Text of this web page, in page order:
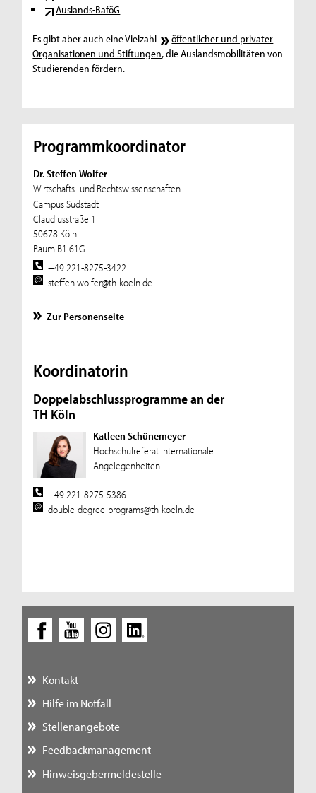
Auslands-BaföG
Es gibt aber auch eine Vielzahl
öffentlicher und privater
Organisationen und Stiftungen, die Auslandsmobilitäten von
Studierenden fördern.
Programmkoordinator
Dr. Steffen Wolfer
Wirtschafts- und Rechtswissenschaften
Campus Südstadt
Claudiusstraße 1
50678 Köln
Raum B1.61G
+49 221-8275-3422
steffen.wolfer@th-koeln.de
Zur Personenseite
Koordinatorin
Doppelabschlussprogramme an der
TH Köln
Katleen Schünemeyer
Hochschulreferat Internationale
Angelegenheiten
+49 221-8275-5386
double-degree-programs@th-koeln.de
Kontakt
Hilfe im Notfall
Stellenangebote
Feedbackmanagement
Hinweisgebermeldestelle